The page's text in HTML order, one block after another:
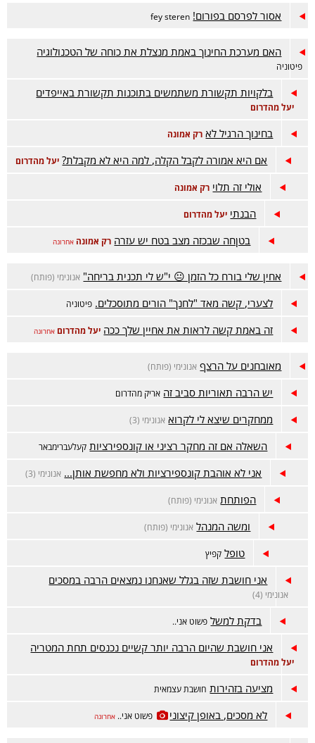
אסור לפרסם בפורום! fey steren
האם מערכת החינוך באמת מנצלת את כוחה של הטכנולוגיה
פיטוניה
בלקויות תקשורת משתמשים בתוכנות תקשורת באייפדים
יעל מהדרום
בחינוך הרגיל לא רק אמונה
אם היא אמורה לקבל הקלה, למה היא לא מקבלת? יעל מהדרום
אולי זה תלוי רק אמונה
הבנתי יעל מהדרום
בטןחה שבכזה מצב בטח יש עזרה רק אמונה אחרונה
אחין שלי בורח כל הזמן 😐 י"ש לי תכנית בריחה" אנונימי (פותח)
לצערי, קשה מאד "לחנך" הורים מתוסכלים. פיטוניה
זה באמת קשה לראות את אחיין שלך ככה יעל מהדרום אחרונה
מאובחנים על הרצף אנונימי (פותח)
יש הרבה תאוריות סביב זה אריק מהדרום
ממחקרים שיצא לי לקרוא אנונימי (3)
השאלה אם זה מחקר רציני או קונספירציות קעלעברימבאר
אני לא אוהבת קונספירציות ולא מחפשת אותן... אנונימי (3)
הפותחת אנונימי (פותח)
ומשה המנהל אנונימי (פותח)
טופל קפיץ
אני חושבת שזה בגלל שאנחנו נמצאים הרבה במסכים
אנונימי (4)
בדקת למשל פשוט אני..
אני חושבת שהיום הרבה יותר קשיים נכנסים תחת המטריה
יעל מהדרום
מציעה בזהירות חושבת עצמאית
לא מסכים, באופן קיצוני פשוט אני.. אחרונה